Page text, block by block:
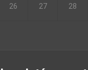
26 27 28